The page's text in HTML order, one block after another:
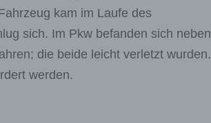
kam im Laufe des
sich. Im Pkw befanden sich neben
die beide leicht verletzt wurden.
werden.